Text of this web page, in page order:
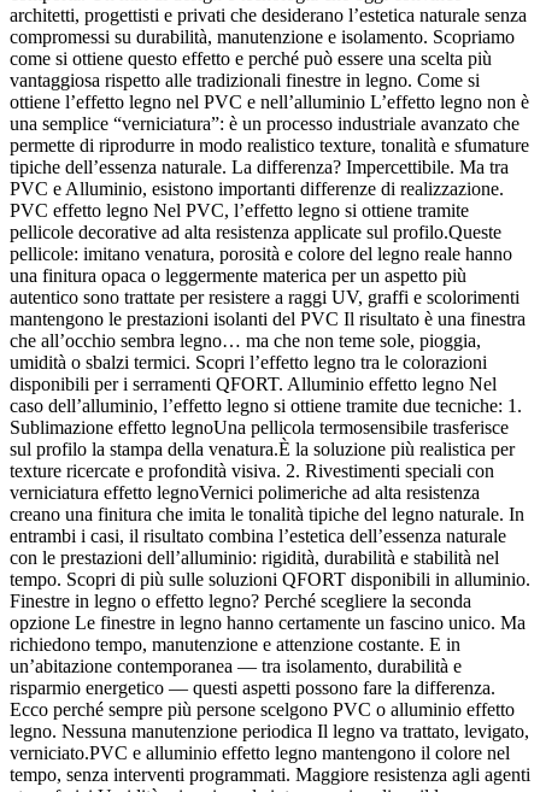
architetti, progettisti e privati che desiderano l’estetica naturale senza
compromessi su durabilità, manutenzione e isolamento. Scopriamo
come si ottiene questo effetto e perché può essere una scelta più
vantaggiosa rispetto alle tradizionali finestre in legno. Come si
ottiene l’effetto legno nel PVC e nell’alluminio L’effetto legno non è
una semplice “verniciatura”: è un processo industriale avanzato che
permette di riprodurre in modo realistico texture, tonalità e sfumature
tipiche dell’essenza naturale. La differenza? Impercettibile. Ma tra
PVC e Alluminio, esistono importanti differenze di realizzazione.
PVC effetto legno Nel PVC, l’effetto legno si ottiene tramite
pellicole decorative ad alta resistenza applicate sul profilo.Queste
pellicole: imitano venatura, porosità e colore del legno reale hanno
una finitura opaca o leggermente materica per un aspetto più
autentico sono trattate per resistere a raggi UV, graffi e scolorimenti
mantengono le prestazioni isolanti del PVC Il risultato è una finestra
che all’occhio sembra legno… ma che non teme sole, pioggia,
umidità o sbalzi termici. Scopri l’effetto legno tra le colorazioni
disponibili per i serramenti QFORT. Alluminio effetto legno Nel
caso dell’alluminio, l’effetto legno si ottiene tramite due tecniche: 1.
Sublimazione effetto legnoUna pellicola termosensibile trasferisce
sul profilo la stampa della venatura.È la soluzione più realistica per
texture ricercate e profondità visiva. 2. Rivestimenti speciali con
verniciatura effetto legnoVernici polimeriche ad alta resistenza
creano una finitura che imita le tonalità tipiche del legno naturale. In
entrambi i casi, il risultato combina l’estetica dell’essenza naturale
con le prestazioni dell’alluminio: rigidità, durabilità e stabilità nel
tempo. Scopri di più sulle soluzioni QFORT disponibili in alluminio.
Finestre in legno o effetto legno? Perché scegliere la seconda
opzione Le finestre in legno hanno certamente un fascino unico. Ma
richiedono tempo, manutenzione e attenzione costante. E in
un’abitazione contemporanea — tra isolamento, durabilità e
risparmio energetico — questi aspetti possono fare la differenza.
Ecco perché sempre più persone scelgono PVC o alluminio effetto
legno. Nessuna manutenzione periodica Il legno va trattato, levigato,
verniciato.PVC e alluminio effetto legno mantengono il colore nel
tempo, senza interventi programmati. Maggiore resistenza agli agenti